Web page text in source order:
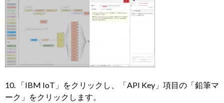
10. 「IBM IoT」をクリックし、「API Key」項目の「鉛筆マ
ーク」をクリックします。